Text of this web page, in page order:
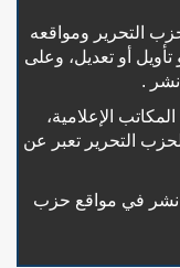
التحرير ومواقعه
أو تعديل، وعلى
.
الإعلامية،
لحزب التحرير تعبر عن
نشر في مواقع حزب